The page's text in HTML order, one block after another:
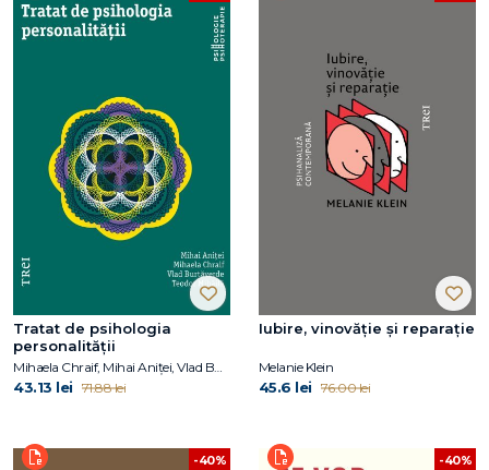
Tratat de psihologia
personalității
Mihaela Chraif, Mihai Aniței, Vlad Burtăverde, Teodor Mihăilă
43.13 lei 71.88 lei
Iubire, vinovăție și reparație
Melanie Klein
45.6 lei 76.00 lei
-40% -40%